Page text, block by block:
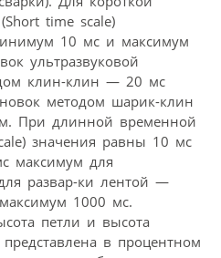
time scale)
10 мс и максимум
ультразвуковой
клин-клин — 20 мс
методом шарик-клин
При длинной временной
значения равны 10 мс
максимум для
развар-ки лентой —
1000 мс.
петли и высота
в процентном